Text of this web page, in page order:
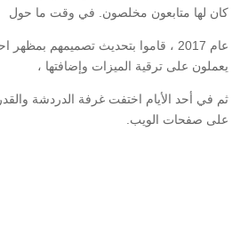
كان لها متابعون مخلصون. في وقت ما حول
عام 2017 ، قاموا بتحديث تصميمهم
يعملون على ترقية الميزات وإضافتها ،
ثم في أحد الأيام اختفت غرفة الدردشة
على صفحات الويب.